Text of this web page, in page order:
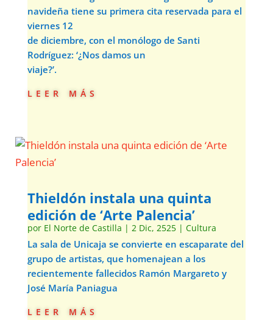
navideña tiene su primera cita reservada para el
viernes 12
de diciembre, con el monólogo de Santi
Rodríguez: ‘¿Nos damos un
viaje?’.
leer más
Thieldón instala una quinta
edición de ‘Arte Palencia’
por El Norte de Castilla | 2 Dic, 2525| Cultura
La sala de Unicaja se convierte en escaparate del
grupo de artistas, que homenajean a los
recientemente fallecidos Ramón Margareto y
José María Paniagua
leer más